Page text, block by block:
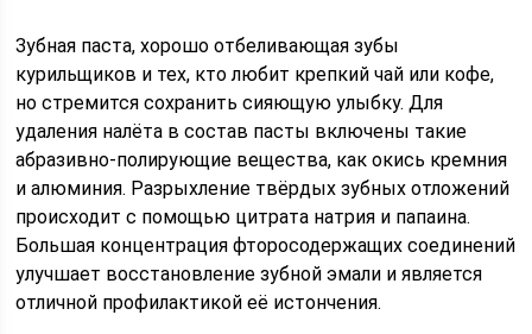
Зубная паста, хорошо отбеливающая зубы
курильщиков и тех, кто любит крепкий чай или кофе,
но стремится сохранить сияющую улыбку. Для
удаления налёта в состав пасты включены такие
абразивно-полирующие вещества, как окись кремния
и алюминия. Разрыхление твёрдых зубных отложений
происходит с помощью цитрата натрия и папаина.
Большая концентрация фторосодержащих соединений
улучшает восстановление зубной эмали и является
отличной профилактикой её истончения.